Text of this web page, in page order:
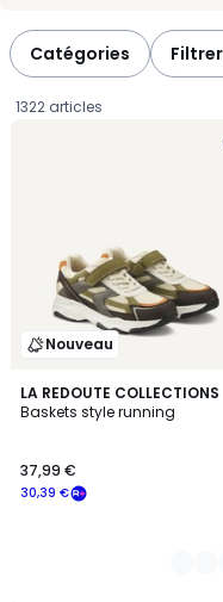
Catégories
1322 articles
Nouveau
LA REDOUTE COLLECTIONS
Baskets style running
€
souscrivez
30,39 €
37,99 €
2
Couleurs